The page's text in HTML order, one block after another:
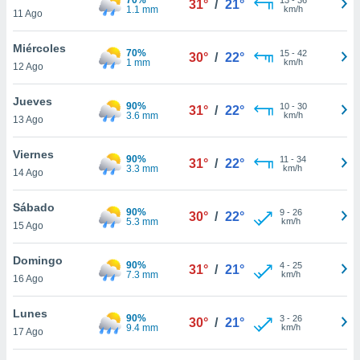
más
nuestra
y
de
disponible
cookies
aceptar
11 Ago
1.1 mm
31° / 21°
km/h
Miércoles
12 Ago
70%
1 mm
30° / 22° 15- 42
km/h
Jueves
13 Ago
90%
3.6 mm
31° / 22° 10- 30
km/h
Viernes
14 Ago
90%
3.3 mm
31° / 22° 11 - 34
km/h
Sábado
15 Ago
90%
5.3 mm
30° / 22° 9- 26
km/h
Domingo
16 Ago
90%
7.3 mm
31° / 21° 4- 25
km/h
Lunes
17 Ago
90%
9.4 mm
30° / 21° 3- 26
km/h